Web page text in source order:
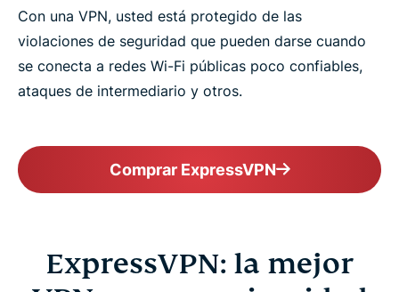
Con una VPN, usted está protegido de las
violaciones de seguridad que pueden darse cuando
se conecta a redes Wi-Fi públicas poco confiables,
ataques de intermediario y otros.
Comprar ExpressVPN
ExpressVPN: la mejor